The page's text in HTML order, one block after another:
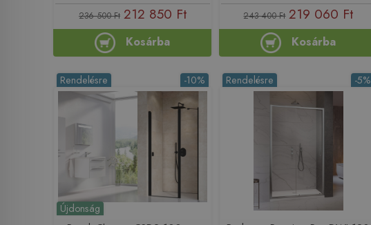
236 500 Ft 212 850 Ft
Kosárba
243 400 Ft 219 060 Ft
Kosárba
Újdonság
-10%
Rendelésre -5%
Rendelésre